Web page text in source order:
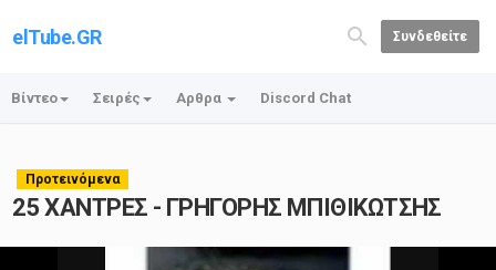
elTube.GR Συνδεθείτε
Βίντεο Σειρές Αρθρα Discord Chat
Προτεινόμενα
25 ΧΑΝΤΡΕΣ - ΓΡΗΓΟΡΗΣ ΜΠΙΘΙΚΩΤΣΗΣ